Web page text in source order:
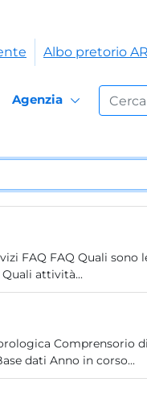
Albo pretorio
Agenzia
Cerca
FAQ FAQ Quali sono
attività...
Comprensorio
dati Anno in corso...